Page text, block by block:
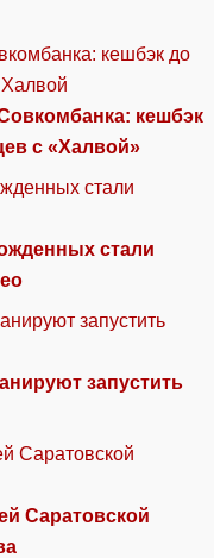
кешбэк
с «Халвой»
стали
запустить
Саратовской